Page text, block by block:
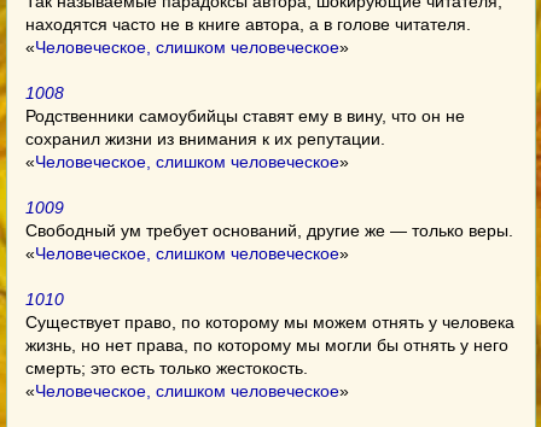
находятся часто не в книге автора, а в голове читателя.
«Человеческое, слишком человеческое»
1008
Родственники самоубийцы ставят ему в вину, что он не
сохранил жизни из внимания к их репутации.
«Человеческое, слишком человеческое»
1009
Свободный ум требует оснований, другие же — только веры.
«Человеческое, слишком человеческое»
1010
Существует право, по которому мы можем отнять у человека
жизнь, но нет права, по которому мы могли бы отнять у него
смерть; это есть только жестокость.
«Человеческое, слишком человеческое»